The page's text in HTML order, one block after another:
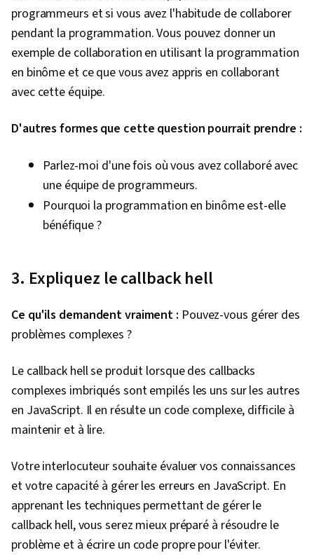
Programmation informatique, Conception de
diagrammes, Pensée informatique,
Cartographie objet-relationnelle, Sécurité des
données, Traitement des transactions, Gestion
des bases de données, Intégrité des données,
Architecture et administration des bases de
données relationnelles, Modélisation des
données, Conception de la base de données,
Javascript, JSON, Langage de balisage
hypertexte (HTML), Conception de sites web
Conception de sites web, Web sémantique,
Authentifications, Composants de l'interface
utilisateur, Développement d'applications,
Développement de logiciels, Déploiement dans
le nuage, Infrastructure en nuage, Outils de
développement de logiciels, Restful API,
Performance de l'interface utilisateur, DevOps,
Gestion des performances des applications,
Déploiement des applications, Surveillance du
système, Sécurité de l'informatique en nuage,
Microsoft Azure, Gestion des capacités,
Gestion de l'informatique en nuage,
programmeurs et si vous avez l'habitude de collaborer
pendant la programmation. Vous pouvez donner un
exemple de collaboration en utilisant la programmation
en binôme et ce que vous avez appris en collaborant
avec cette équipe.
D'autres formes que cette question pourrait prendre :
Parlez-moi d'une fois où vous avez collaboré avec
une équipe de programmeurs.
Pourquoi la programmation en binôme est-elle
bénéfique ?
3. Expliquez le callback hell
Ce qu'ils demandent vraiment : Pouvez-vous gérer des
problèmes complexes ?
Le callback hell se produit lorsque des callbacks
complexes imbriqués sont empilés les uns sur les autres
en JavaScript. Il en résulte un code complexe, difficile à
maintenir et à lire.
Votre interlocuteur souhaite évaluer vos connaissances
et votre capacité à gérer les erreurs en JavaScript. En
apprenant les techniques permettant de gérer le
callback hell, vous serez mieux préparé à résoudre le
problème et à écrire un code propre pour l'éviter.